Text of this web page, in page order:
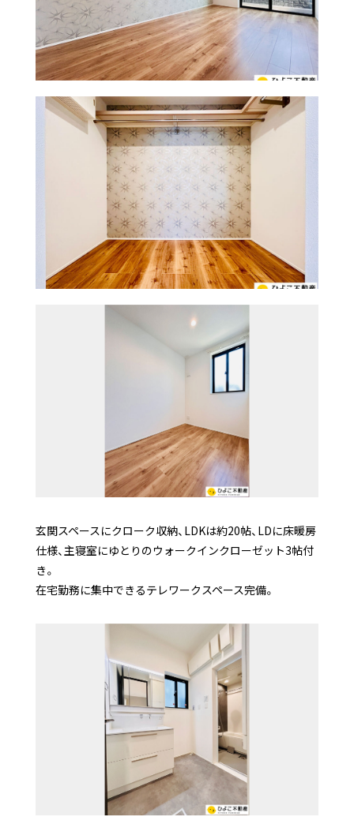
玄関スペースにクローク収納、LDKは約20帖、LDに床暖房
仕様、主寝室にゆとりのウォークインクローゼット3帖付
き。
在宅勤務に集中できるテレワークスペース完備。